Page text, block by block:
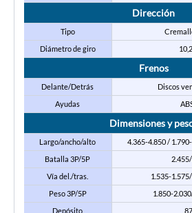
Dirección
Tipo
Diámetro de giro
Frenos
Delante/Detrás
Discos
Ayudas
Dimensiones y
Largo/ancho/alto
4.365-4.850 /
Batalla 3P/5P
Vía del./tras.
1.535-
Peso 3P/5P
1.850-
Depósito